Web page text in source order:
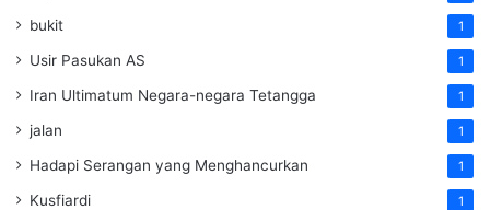
bukit 1
Usir Pasukan AS 1
Iran Ultimatum Negara-negara Tetangga 1
jalan 1
Hadapi Serangan yang Menghancurkan 1
Kusfiardi 1